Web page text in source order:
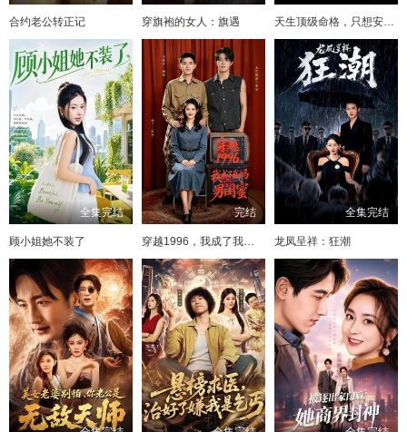
合约老公转正记 穿旗袍的女人：旗遇 天生顶级命格，只想安稳度日
全集完结
顾小姐她不装了
完结
穿越1996，我成了我妈男闺蜜
全集完结
龙凤呈祥：狂潮